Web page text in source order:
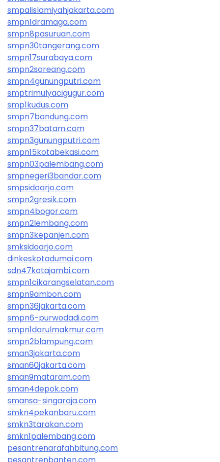
smpalislamiyahjakarta.com
smpn1dramaga.com
smpn8pasuruan.com
smpn30tangerang.com
smpn17surabaya.com
smpn2soreang.com
smpn4gunungputri.com
smptrimulyacigugur.com
smp1kudus.com
smpn7bandung.com
smpn37batam.com
smpn3gunungputri.com
smpn15kotabekasi.com
smpn03palembang.com
smpnegeri3bandar.com
smpsidoarjo.com
smpn2gresik.com
smpn4bogor.com
smpn2lembang.com
smpn3kepanjen.com
smksidoarjo.com
dinkeskotadumai.com
sdn47kotajambi.com
smpn1cikarangselatan.com
smpn9ambon.com
smpn36jakarta.com
smpn6-purwodadi.com
smpn1darulmakmur.com
smpn2blampung.com
sman3jakarta.com
sman60jakarta.com
sman9mataram.com
sman4depok.com
smansa-singaraja.com
smkn4pekanbaru.com
smkn3tarakan.com
smkn1palembang.com
pesantrenarafahbitung.com
pesantrenbanten.com